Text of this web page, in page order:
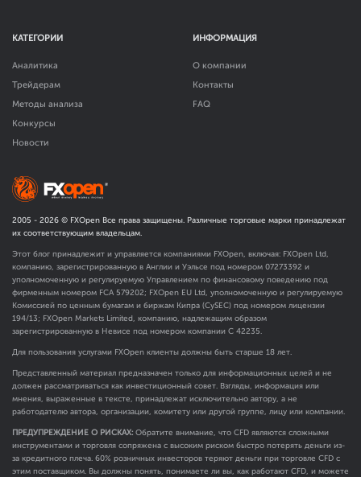
КАТЕГОРИИ
Аналитика
Трейдерам
Методы анализа
Конкурсы
Новости
ИНФОРМАЦИЯ
О компании
Контакты
FAQ
2005 - 2026 © FXOpen Все права защищены. Различные торговые марки принадлежат
их соответствующим владельцам.
Этот блог принадлежит и управляется компаниями FXOpen, включая: FXOpen Ltd,
компанию, зарегистрированную в Англии и Уэльсе под номером 07273392 и
уполномоченную и регулируемую Управлением по финансовому поведению под
фирменным номером FCA 579202; FXOpen EU Ltd, уполномоченную и регулируемую
Комиссией по ценным бумагам и биржам Кипра (CySEC) под номером лицензии
194/13; FXOpen Markets Limited, компанию, надлежащим образом
зарегистрированную в Невисе под номером компании C 42235.
Для пользования услугами FXOpen клиенты должны быть старше 18 лет.
Представленный материал предназначен только для информационных целей и не
должен рассматриваться как инвестиционный совет. Взгляды, информация или
мнения, выраженные в тексте, принадлежат исключительно автору, а не
работодателю автора, организации, комитету или другой группе, лицу или компании.
ПРЕДУПРЕЖДЕНИЕ О РИСКАХ: Обратите внимание, что CFD являются сложными
инструментами и торговля сопряжена с высоким риском быстро потерять деньги из-
за кредитного плеча. 60% розничных инвесторов теряют деньги при торговле CFD с
этим поставщиком. Вы должны понять, понимаете ли вы, как работают CFD, и можете